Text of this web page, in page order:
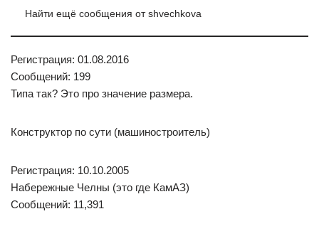
Найти ещё сообщения от shvechkova
Регистрация: 01.08.2016
Сообщений: 199
Типа так? Это про значение размера.
Конструктор по сути (машиностроитель)
Регистрация: 10.10.2005
Набережные Челны (это где КамАЗ)
Сообщений: 11,391